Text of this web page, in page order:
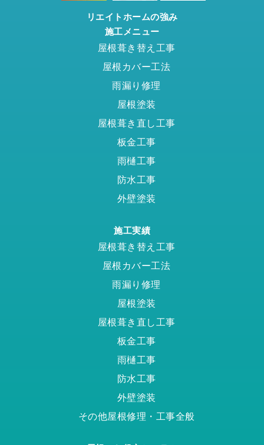
リエイトホームの強み
施工メニュー
屋根葺き替え工事
屋根カバー工法
雨漏り修理
屋根塗装
屋根葺き直し工事
板金工事
雨樋工事
防水工事
外壁塗装
施工実績
屋根葺き替え工事
屋根カバー工法
雨漏り修理
屋根塗装
屋根葺き直し工事
板金工事
雨樋工事
防水工事
外壁塗装
その他屋根修理・工事全般